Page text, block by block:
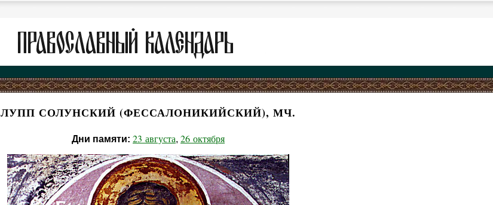
ЛУПП СОЛУНСКИЙ (ФЕССАЛОНИКИЙСКИЙ), МЧ.
Дни памяти: 23 августа, 26 октября